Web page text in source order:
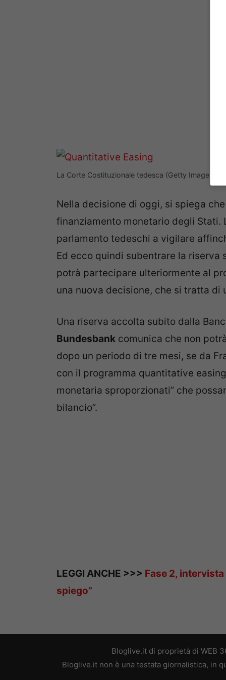
La Corte Costituzionale tedesca (Getty Images)
Nella decisione di oggi, si spiega
finanziamento monetario degli Stati.
parlamento tedeschi a vigilare
Ed ecco quindi subentrare la riserva
potrà partecipare ulteriormente al
una nuova decisione, che si tratta di
Una riserva accolta subito dalla
Bundesbank comunica che non
dopo un periodo di tre mesi, se da
con il programma quantitative
monetaria sproporzionati” che
bilancio”.
LEGGI ANCHE >>> Fase 2,
spiego”
Bloglive.it di proprietà di WEB
Bloglive.it non è una testata giornalistica, in